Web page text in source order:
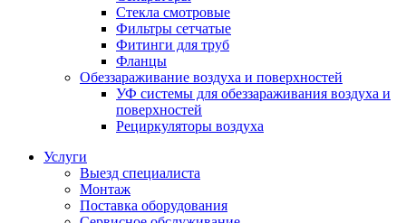
Стекла смотровые
Фильтры сетчатые
Фитинги для труб
Фланцы
Обеззараживание воздуха и поверхностей
УФ системы для обеззараживания воздуха и
поверхностей
Рециркуляторы воздуха
Услуги
Выезд специалиста
Монтаж
Поставка оборудования